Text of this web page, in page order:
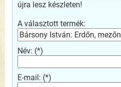
újra lesz készleten!
A választott termék:
Bársony István: Erdőn, mezőn
Név: (*)
E-mail: (*)